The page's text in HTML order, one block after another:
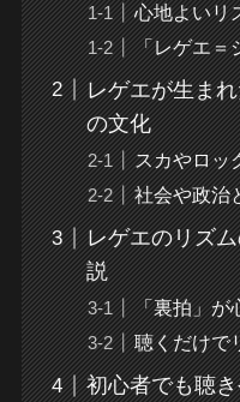
心地よいリ
「レゲエ＝
レゲエが生ま
の文化
スカやロッ
社会や政治
レゲエのリズ
説
「裏拍」が
聴くだけで
初心者でも聴